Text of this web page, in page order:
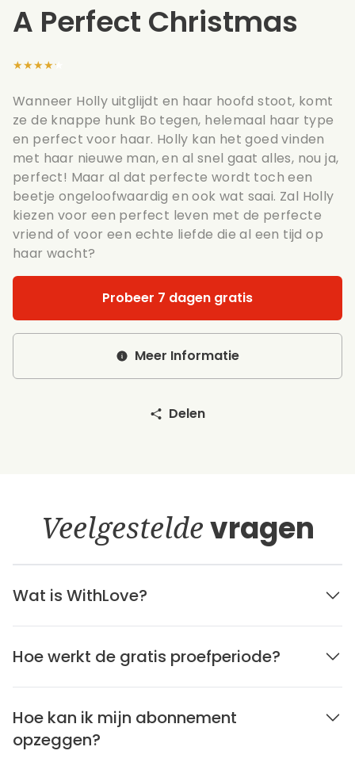
A Perfect Christmas
★★★★★
Wanneer Holly uitglijdt en haar hoofd stoot, komt
ze de knappe hunk Bo tegen, helemaal haar type
en perfect voor haar. Holly kan het goed vinden
met haar nieuwe man, en al snel gaat alles, nou ja,
perfect! Maar al dat perfecte wordt toch een
beetje ongeloofwaardig en ook wat saai. Zal Holly
kiezen voor een perfect leven met de perfecte
vriend of voor een echte liefde die al een tijd op
haar wacht?
Probeer 7 dagen gratis
Meer Informatie
Delen
Veelgesteldevragen
Wat is WithLove?
Hoe werkt de gratis proefperiode?
Hoe kan ik mijn abonnement
opzeggen?